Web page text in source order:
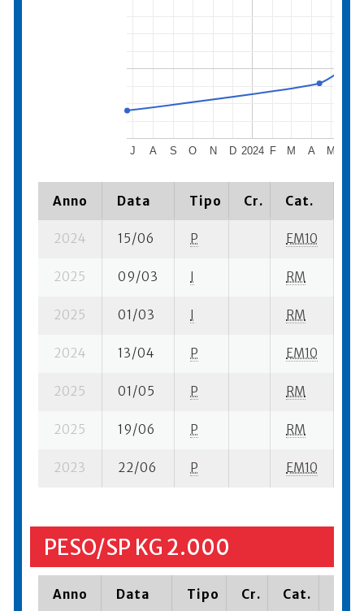
2024
J A S O N D F M A M
Anno Data Tipo Cr. Cat.
2024 15/06 P EM10
2025 09/03 I RM
2025 01/03 I RM
2024 13/04 P EM10
2025 01/05 P RM
2025 19/06 P RM
2023 22/06 P EM10
PESO/SP KG 2.000
Anno Data Tipo Cr. Cat.